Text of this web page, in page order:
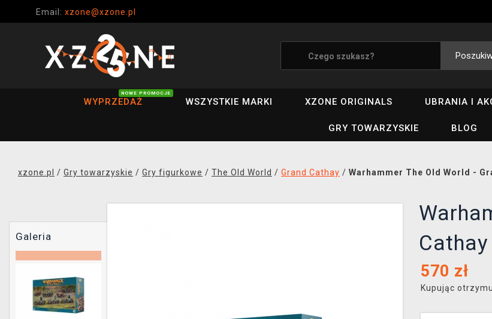
Email: xzone@xzone.pl
WYPRZEDAŻ
NOWE PROMOCJE
WSZYSTKIE MARKI XZONE ORIGINALS UBRANIA I
GRY TOWARZYSKIE BLOG
xzone.pl / Gry towarzyskie / Gry figurkowe / The Old World / Grand Cathay / Warhammer The Old World -
Galeria
570 zł
Kupując